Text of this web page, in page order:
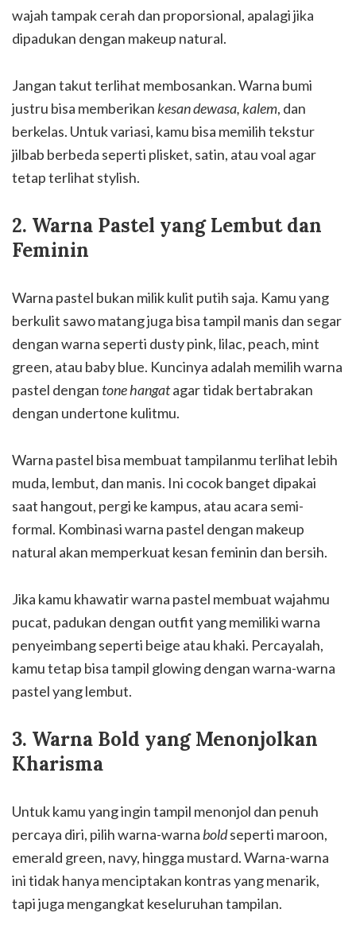
wajah tampak cerah dan proporsional, apalagi jika
dipadukan dengan makeup natural.
Jangan takut terlihat membosankan. Warna bumi
justru bisa memberikankesan dewasa, kalem, dan
berkelas. Untuk variasi, kamu bisa memilih tekstur
jilbab berbeda seperti plisket, satin, atau voal agar
tetap terlihat stylish.
2. Warna Pastel yang Lembut dan
Feminin
Warna pastel bukan milik kulit putih saja. Kamu yang
berkulit sawo matang juga bisa tampil manis dan segar
dengan warna seperti dusty pink, lilac, peach, mint
green, atau baby blue. Kuncinya adalah memilih warna
pastel dengan tone hangatagar tidak bertabrakan
dengan undertone kulitmu.
Warna pastel bisa membuat tampilanmu terlihat lebih
muda, lembut, dan manis. Ini cocok banget dipakai
saat hangout, pergi ke kampus, atau acara semi-
formal. Kombinasi warna pastel dengan makeup
natural akan memperkuat kesan feminin dan bersih.
Jika kamu khawatir warna pastel membuat wajahmu
pucat, padukan dengan outfit yang memiliki warna
penyeimbang seperti beige atau khaki. Percayalah,
kamu tetap bisa tampil glowing dengan warna-warna
pastel yang lembut.
3. Warna Bold yang Menonjolkan
Kharisma
Untuk kamu yang ingin tampil menonjol dan penuh
percaya diri, pilih warna-warna boldseperti maroon,
emerald green, navy, hingga mustard. Warna-warna
ini tidak hanya menciptakan kontras yang menarik,
tapi juga mengangkat keseluruhan tampilan.